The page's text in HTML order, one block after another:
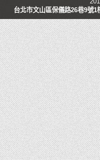
台北市文山區保儀路26巷9號1